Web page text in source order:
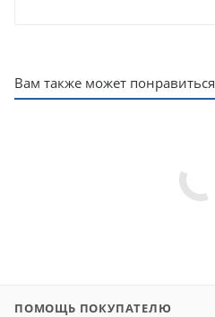
Вам также может понравиться
ПОМОЩЬ ПОКУПАТЕЛЮ